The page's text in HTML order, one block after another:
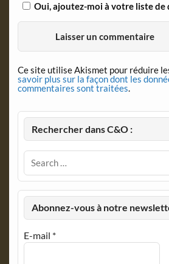
Oui, ajoutez-moi à votre liste de
Ce site utilise Akismet pour réduire
savoir plus sur la façon dont les
commentaires sont traitées.
Rechercher dans C&O :
Abonnez-vous à notre
E-mail *